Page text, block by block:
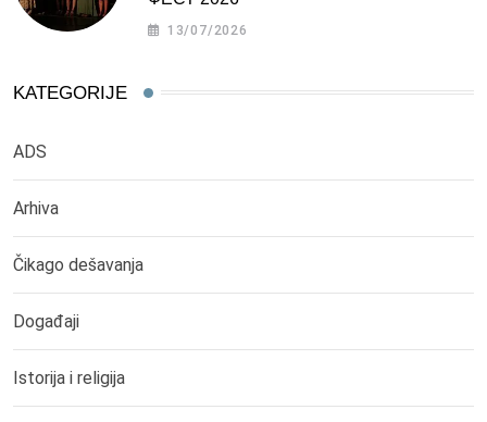
13/07/2026
KATEGORIJE
ADS
Arhiva
Čikago dešavanja
Događaji
Istorija i religija